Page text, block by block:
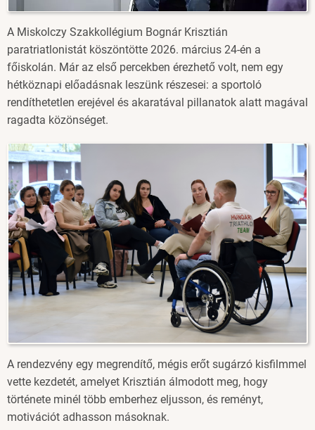
A Miskolczy Szakkollégium Bognár Krisztián
paratriatlonistát köszöntötte 2026. március 24-én a
főiskolán. Már az első percekben érezhető volt, nem egy
hétköznapi előadásnak leszünk részesei: a sportoló
rendíthetetlen erejével és akaratával pillanatok alatt magával
ragadta közönséget.
Image
A rendezvény egy megrendítő, mégis erőt sugárzó kisfilmmel
vette kezdetét, amelyet Krisztián álmodott meg, hogy
története minél több emberhez eljusson, és reményt,
motivációt adhasson másoknak.